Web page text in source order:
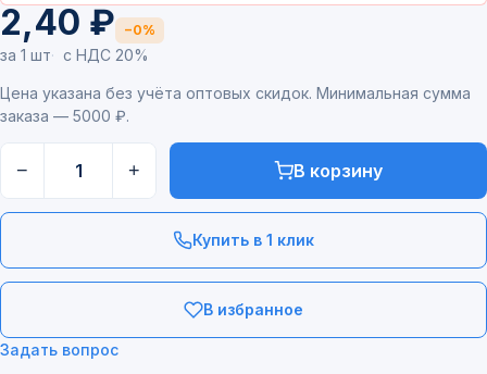
2,40 ₽ −0%
за 1 шт с НДС 20%
Цена указана без учёта оптовых скидок. Минимальная сумма
заказа — 5000 ₽.
− + В корзину
Купить в 1 клик
В избранное
Задать вопрос